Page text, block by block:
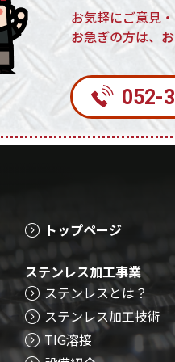
お気軽にご意見
お急ぎの方は、
052-
トップページ
ステンレス加工事業
ステンレスとは？
ステンレス加工技術
TIG溶接